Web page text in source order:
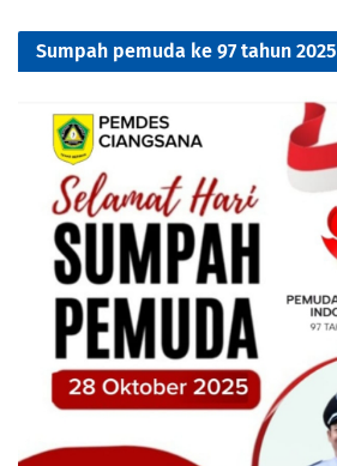
Sumpah pemuda ke 97 tahun 2025